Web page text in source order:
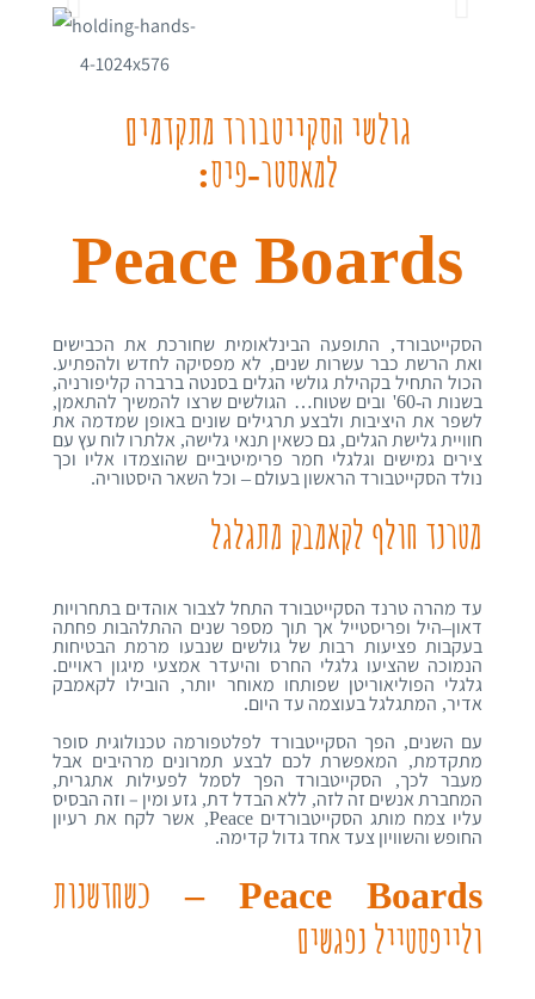
גולשי הסקייטבורד מתקדמים
למאסטר-פיס:
Peace Boards
הסקייטבורד, התופעה הבינלאומית שחורכת את הכבישים
ואת הרשת כבר עשרות שנים, לא מפסיקה לחדש ולהפתיע.
הכול התחיל בקהילת גולשי הגלים בסנטה ברברה קליפורניה,
בשנות ה-60' ובים שטוח… הגולשים שרצו להמשיך להתאמן,
לשפר את היציבות ולבצע תרגילים שונים באופן שמדמה את
חוויית גלישת הגלים, גם כשאין תנאי גלישה, אלתרו לוח עץ עם
צירים גמישים וגלגלי חמר פרימיטיביים שהוצמדו אליו וכך
נולד הסקייטבורד הראשון בעולם – וכל השאר היסטוריה.
מטרנד חולף לקאמבק מתגלגל
עד מהרה טרנד הסקייטבורד התחל לצבור אוהדים בתחרויות
דאון–היל ופריסטייל אך תוך מספר שנים ההתלהבות פחתה
בעקבות פציעות רבות של גולשים שנבעו מרמת הבטיחות
הנמוכה שהציעו גלגלי החרס והיעדר אמצעי מיגון ראויים.
גלגלי הפוליאוריטן שפותחו מאוחר יותר, הובילו לקאמבק
אדיר, המתגלגל בעוצמה עד היום.
עם השנים, הפך הסקייטבורד לפלטפורמה טכנולוגית סופר
מתקדמת, המאפשרת לכם לבצע תמרונים מרהיבים אבל
מעבר לכך, הסקייטבורד הפך לסמל לפעילות אתגרית,
המחברת אנשים זה לזה, ללא הבדל דת, גזע ומין –וזה הבסיס
עליו צמח מותג הסקייטבורדיםPeace
, אשר לקח את רעיון
החופש והשוויון צעד אחד גדול קדימה.
Peace Boards –
כשחדשנות
ולייפסטיילנפגשים